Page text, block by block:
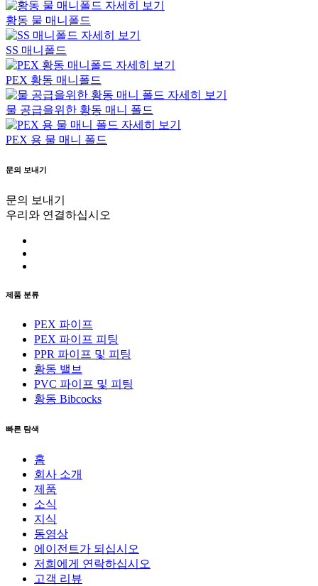
자세히 보기
황동 물 매니폴드
자세히 보기
SS 매니폴드
자세히 보기
PEX 황동 매니폴드
자세히 보기
물 공급을위한 황동 매니 폴드
자세히 보기
PEX 용 물 매니 폴드
문의 보내기
문의 보내기
우리와 연결하십시오
제품 분류
PEX 파이프
PEX 파이프 피팅
PPR 파이프 및 피팅
황동 밸브
PVC 파이프 및 피팅
황동 Bibcocks
빠른 탐색
홈
회사 소개
제품
소식
지식
동영상
에이전트가 되십시오
저희에게 연락하십시오
고객 리뷰